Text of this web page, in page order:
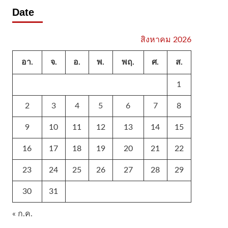
Date
สิงหาคม 2026
อา. จ. อ. พ. พฤ. ศ. ส.
1
2 3 4 5 6 7 8
9 10 11 12 13 14 15
16 17 18 19 20 21 22
23 24 25 26 27 28 29
30 31
« ก.ค.